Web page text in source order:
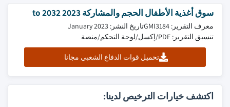
سوق أغذية الأطفال الحجم والمشاركة 2023 to 2032
معرف التقرير: GMI3184
تاريخ النشر: January 2023
تنسيق التقرير: PDF/إكسل/لوحة التحكم/منصة
تحميل قوات الدفاع الشعبي مجانا
اكتشف خيارات الترخيص لدينا: